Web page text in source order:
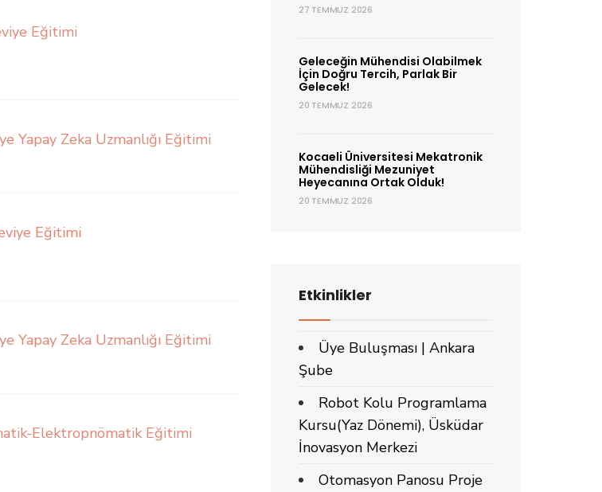
Eğitimi
Yapay Zeka Uzmanlığı Eğitimi
Eğitimi
Yapay Zeka Uzmanlığı Eğitimi
Elektropnömatik Eğitimi
27 TEMMUZ 2026
Geleceğin Mühendisi Olabilmek
İçin Doğru Tercih, Parlak Bir
Gelecek!
20 TEMMUZ 2026
Kocaeli Üniversitesi Mekatronik
Mühendisliği Mezuniyet
Heyecanına Ortak Olduk!
20 TEMMUZ 2026
Etkinlikler
Üye Buluşması | Ankara
Şube
Robot Kolu Programlama
Kursu(Yaz Dönemi), Üsküdar
İnovasyon Merkezi
Otomasyon Panosu Proje